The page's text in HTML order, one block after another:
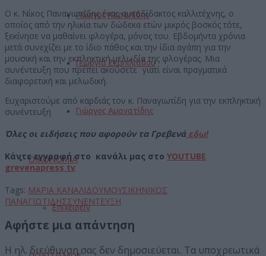
Γιώργος Κασαπίδης
Γεωργία Ζεμπιλιάδου
Γιώργος Αμανατίδης
ΟΙΚΟΝΟΜΙΑ
Επιχειρείν
Ο κ. Νίκος Παναγιωτίδης ένας αυτοδίδακτος καλλιτέχνης, ο
οποίος από την ηλικία των δώδεκα ετών μικρός βοσκός τότε,
ξεκίνησε να μαθαίνει φλογέρα, μόνος του. Εβδομήντα χρόνια
μετά συνεχίζει με το ίδιο πάθος και την ίδια αγάπη για την
μουσική και την εκπληκτική μελωδία της φλογέρας. Μια
συνέντευξη που πρέπει ακούσετε γιατί είναι πραγματικά
διαφορετική και μελωδική.
Ευχαριστούμε από καρδιάς τον κ. Παναγιωτίδη για την εκπληκτική
συνέντευξη
Όλες οι ειδήσεις που αφορούν τα Γρεβενάεδω!
Κάντε εγγραφή στο κανάλι μας στο YOUTUBE
grevenapress tv
Tags: ΜΑΡΙΑ ΚΑΝΑΛΙΔΟΥΜΟΥΣΙΚΗΝΙΚΟΣ
ΠΑΝΑΓΙΩΤΙΔΗΣΣΥΝΕΝΤΕΥΞΗ
Αφήστε μια απάντηση
Η ηλ. διεύθυνση σας δεν δημοσιεύεται. Τα υποχρεωτικά